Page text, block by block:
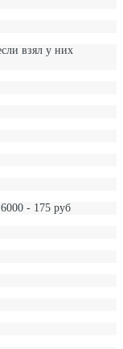
взял у них
- 175 руб